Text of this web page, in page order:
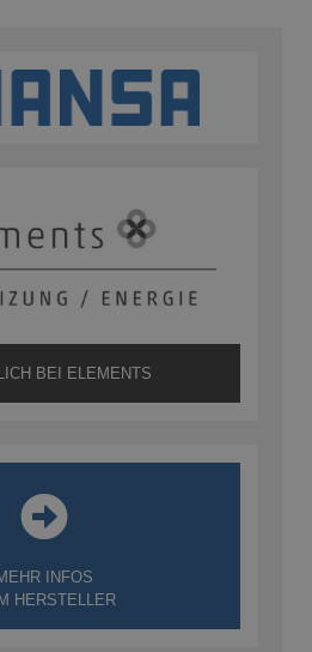
BEI ELEMENTS
INFOS
HERSTELLER